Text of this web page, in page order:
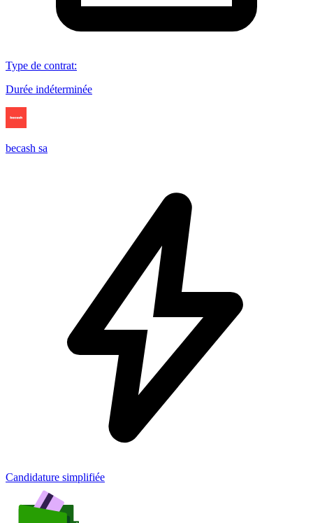
Type de contrat:
Durée indéterminée
becash sa
Candidature simplifiée